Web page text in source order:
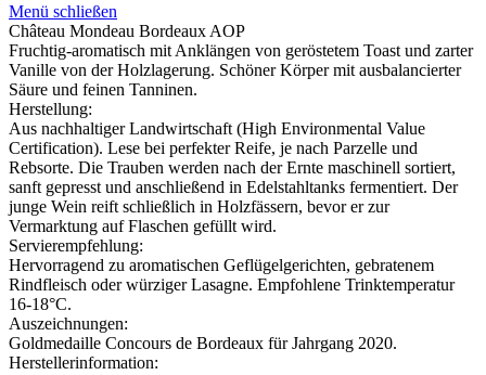
Menü schließen
Château Mondeau Bordeaux AOP
Fruchtig-aromatisch mit Anklängen von geröstetem Toast und zarter
Vanille von der Holzlagerung. Schöner Körper mit ausbalancierter
Säure und feinen Tanninen.
Herstellung:
Aus nachhaltiger Landwirtschaft (High Environmental Value
Certification). Lese bei perfekter Reife, je nach Parzelle und
Rebsorte. Die Trauben werden nach der Ernte maschinell sortiert,
sanft gepresst und anschließend in Edelstahltanks fermentiert. Der
junge Wein reift schließlich in Holzfässern, bevor er zur
Vermarktung auf Flaschen gefüllt wird.
Servierempfehlung:
Hervorragend zu aromatischen Geflügelgerichten, gebratenem
Rindfleisch oder würziger Lasagne. Empfohlene Trinktemperatur
16-18°C.
Auszeichnungen:
Goldmedaille Concours de Bordeaux für Jahrgang 2020.
Herstellerinformation: